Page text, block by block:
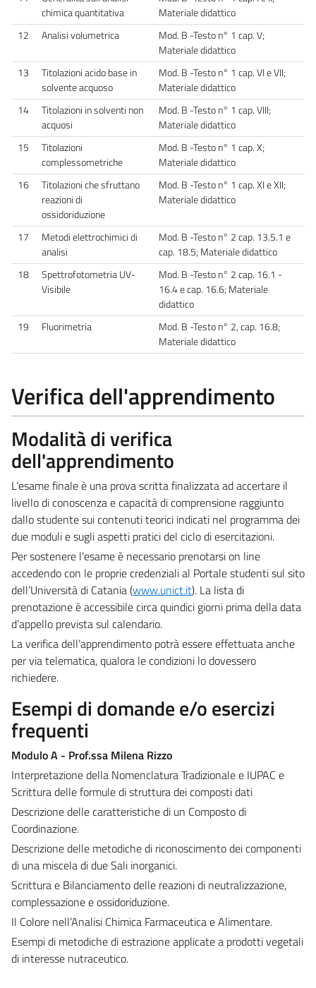
chimica quantitativa
Materiale didattico
12
Analisi volumetrica
Mod. B -Testo n° 1 cap. V;
Materiale didattico
13
Titolazioni acido base in
solvente acquoso
Mod. B -Testo n° 1 cap. VI e VII;
Materiale didattico
14
Titolazioni in solventi non
acquosi
Mod. B -Testo n° 1 cap. VIII;
Materiale didattico
15
Titolazioni
complessometriche
Mod. B -Testo n° 1 cap. X;
Materiale didattico
16
Titolazioni che sfruttano
reazioni di
ossidoriduzione
Mod. B -Testo n° 1 cap. XI e XII;
Materiale didattico
17
Metodi elettrochimici di
analisi
Mod. B -Testo n° 2 cap. 13.5.1 e
cap. 18.5; Materiale didattico
18
Spettrofotometria UV-
Visibile
Mod. B -Testo n° 2 cap. 16.1 -
16.4 e cap. 16.6; Materiale
didattico
19
Fluorimetria
Mod. B -Testo n° 2, cap. 16.8;
Materiale didattico
Verifica dell'apprendimento
Modalità di verifica
dell'apprendimento
L’esame finale è una prova scritta finalizzata ad accertare il
livello di conoscenza e capacità di comprensione raggiunto
dallo studente sui contenuti teorici indicati nel programma dei
due moduli e sugli aspetti pratici del ciclo di esercitazioni.
Per sostenere l’esame è necessario prenotarsi on line
accedendo con le proprie credenziali al Portale studenti sul sito
dell’Università di Catania (www.unict.it). La lista di
prenotazione è accessibile circa quindici giorni prima della data
d’appello prevista sul calendario.
La verifica dell’apprendimento potrà essere effettuata anche
per via telematica, qualora le condizioni lo dovessero
richiedere.
Esempi di domande e/o esercizi
frequenti
Modulo A - Prof.ssa Milena Rizzo
Interpretazione della Nomenclatura Tradizionale e IUPAC e
Scrittura delle formule di struttura dei composti dati
Descrizione delle caratteristiche di un Composto di
Coordinazione.
Descrizione delle metodiche di riconoscimento dei componenti
di una miscela di due Sali inorganici.
Scrittura e Bilanciamento delle reazioni di neutralizzazione,
complessazione e ossidoriduzione.
Il Colore nell’Analisi Chimica Farmaceutica e Alimentare.
Esempi di metodiche di estrazione applicate a prodotti vegetali
di interesse nutraceutico.